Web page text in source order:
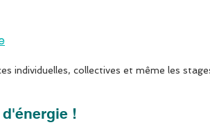
individuelles, collectives et même les
!